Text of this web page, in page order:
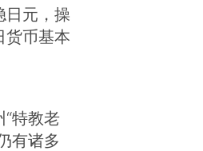
日元，操
货币基本
特教老
有诸多